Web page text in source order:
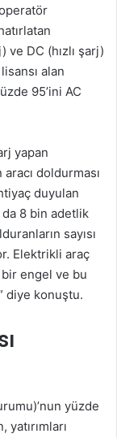
ve DC (hızlı şarj)
alan
95’ini AC
yapan
doldurması
duyulan
8 bin adetlik
sayısı
Elektrikli araç
bir engel ve bu
diye konuştu.
yüzde